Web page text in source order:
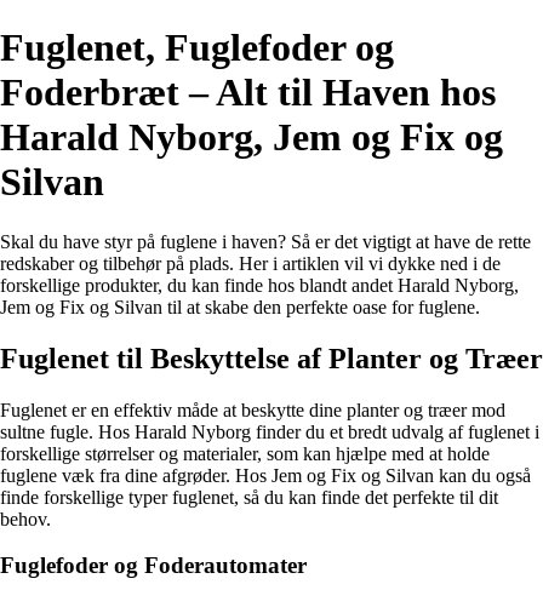
Fuglenet, Fuglefoder og
Foderbræt – Alt til Haven hos
Harald Nyborg, Jem og Fix og
Silvan
Skal du have styr på fuglene i haven? Så er det vigtigt at have de rette
redskaber og tilbehør på plads. Her i artiklen vil vi dykke ned i de
forskellige produkter, du kan finde hos blandt andet Harald Nyborg,
Jem og Fix og Silvan til at skabe den perfekte oase for fuglene.
Fuglenet til Beskyttelse af Planter og Træer
Fuglenet er en effektiv måde at beskytte dine planter og træer mod
sultne fugle. Hos Harald Nyborg finder du et bredt udvalg af fuglenet i
forskellige størrelser og materialer, som kan hjælpe med at holde
fuglene væk fra dine afgrøder. Hos Jem og Fix og Silvan kan du også
finde forskellige typer fuglenet, så du kan finde det perfekte til dit
behov.
Fuglefoder og Foderautomater